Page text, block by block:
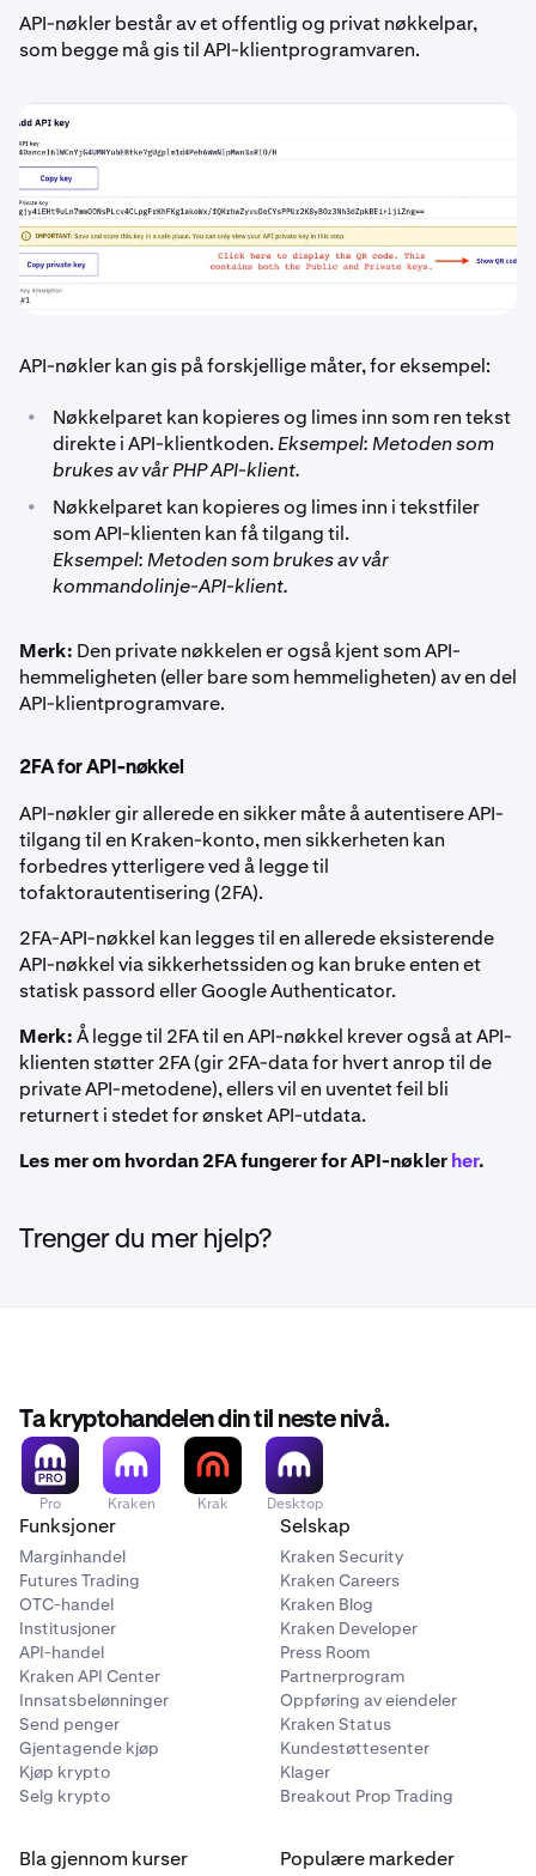
API-nøkler består av et offentlig og privat nøkkelpar,
som begge må gis til API-klientprogramvaren.
API-nøkler kan gis på forskjellige måter, for eksempel:
•
Nøkkelparet kan kopieres og limes inn som ren tekst
direkte i API-klientkoden.Eksempel: Metoden som
brukes av vår PHP API-klient.
•
Nøkkelparet kan kopieres og limes inn i tekstfiler
som API-klienten kan få tilgang til.
Eksempel: Metoden som brukes av vår
kommandolinje-API-klient.
Merk: Den private nøkkelen er også kjent som API-
hemmeligheten (eller bare som hemmeligheten) av en del
API-klientprogramvare.
2FA for API-nøkkel
API-nøkler gir allerede en sikker måte å autentisere API-
tilgang til en Kraken-konto, men sikkerheten kan
forbedres ytterligere ved å legge til
tofaktorautentisering (2FA).
2FA-API-nøkkel kan legges til en allerede eksisterende
API-nøkkel via sikkerhetssiden og kan bruke enten et
statisk passord eller Google Authenticator.
Merk:Å legge til 2FA til en API-nøkkel krever også at API-
klienten støtter 2FA (gir 2FA-data for hvert anrop til de
private API-metodene), ellers vil en uventet feil bli
returnert i stedet for ønsket API-utdata.
Les mer om hvordan 2FA fungerer for API-nøklerher.
Trenger du mer hjelp?
Ta kryptohandelen din til neste nivå.
Pro Kraken Krak Desktop
Funksjoner
Marginhandel
Futures Trading
OTC-handel
Institusjoner
API-handel
Kraken API Center
Innsatsbelønninger
Send penger
Gjentagende kjøp
Kjøp krypto
Selg krypto
Selskap
Kraken Security
Kraken Careers
Kraken Blog
Kraken Developer
Press Room
Partnerprogram
Oppføring av eiendeler
Kraken Status
Kundestøttesenter
Klager
Breakout Prop Trading
Bla gjennom kurser Populære markeder